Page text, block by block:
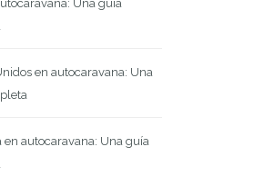
Una guía
en autocaravana: Una
autocaravana: Una guía